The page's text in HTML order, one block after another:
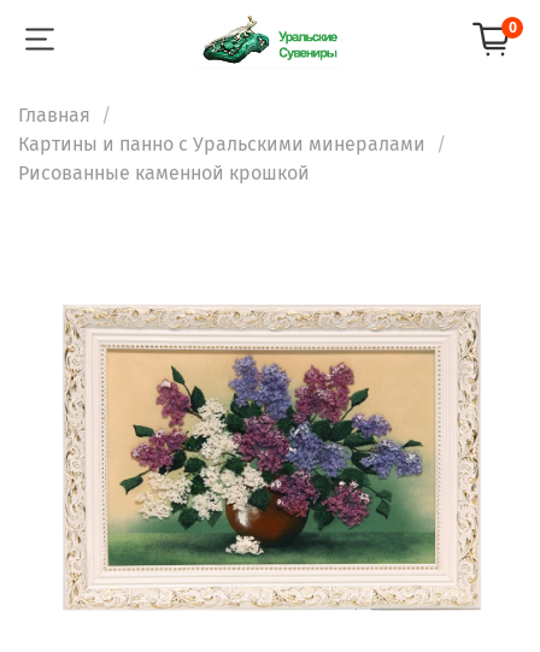
0
Главная
Картины и панно с Уральскими минералами
Рисованные каменной крошкой